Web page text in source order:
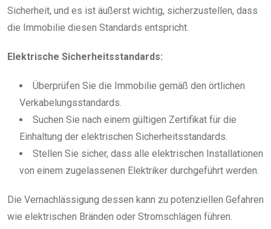
Sicherheit, und es ist äußerst wichtig, sicherzustellen, dass
die Immobilie diesen Standards entspricht.
Elektrische Sicherheitsstandards:
Überprüfen Sie die Immobilie gemäß den örtlichen
Verkabelungsstandards.
Suchen Sie nach einem gültigen Zertifikat für die
Einhaltung der elektrischen Sicherheitsstandards.
Stellen Sie sicher, dass alle elektrischen Installationen
von einem zugelassenen Elektriker durchgeführt werden.
Die Vernachlässigung dessen kann zu potenziellen Gefahren
wie elektrischen Bränden oder Stromschlägen führen.